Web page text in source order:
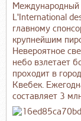
Международный
L'International
главному
крупнейшим
Невероятное
небо взлетает
проходит в
Квебек.
составляет 3